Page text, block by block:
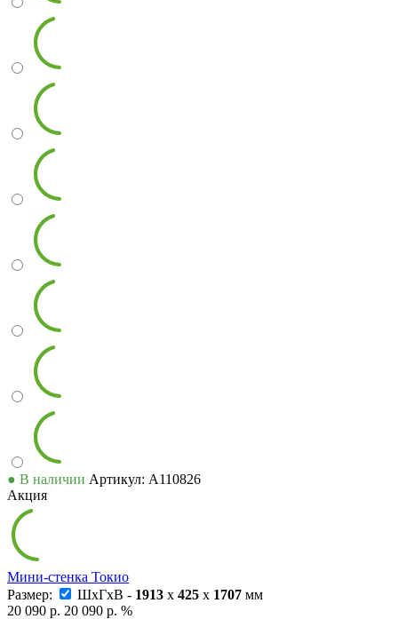
● В наличии Артикул: А110826
Акция
Мини-стенка Токио
Размер:
ШxГxВ - 1913 x 425 x 1707 мм
20 090 р. 20 090 р. %